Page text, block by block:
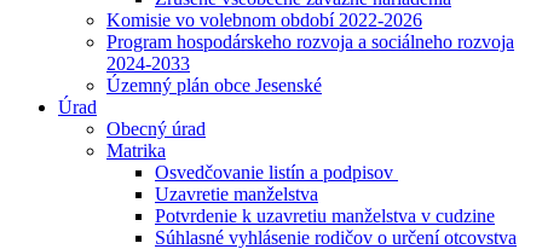
Komisie vo volebnom období 2022-2026
Program hospodárskeho rozvoja a sociálneho rozvoja
2024-2033
Územný plán obce Jesenské
Úrad
Obecný úrad
Matrika
Osvedčovanie listín a podpisov
Uzavretie manželstva
Potvrdenie k uzavretiu manželstva v cudzine
Súhlasné vyhlásenie rodičov o určení otcovstva